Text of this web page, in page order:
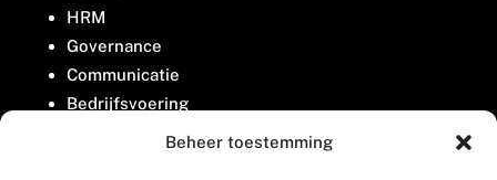
Beheer toestemming
HRM
Governance
Communicatie
Bedrijfsvoering
Belangenbehartiging